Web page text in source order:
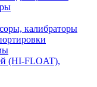
калибраторы
(HI-FLOAT),